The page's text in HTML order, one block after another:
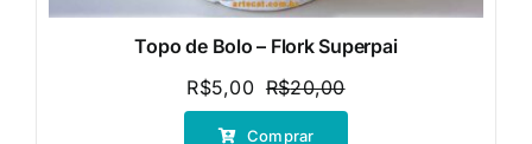
Topo de Bolo – Flork Superpai
R$20,00O
preço
R$5,00
O
preço
Comprar